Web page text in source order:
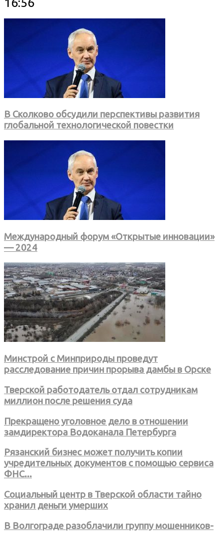
В Сколково обсудили перспективы развития
глобальной технологической повестки
Международный форум «Открытые инновации»
— 2024
Минстрой с Минприроды проведут
расследование причин прорыва дамбы в Орске
Тверской работодатель отдал сотрудникам
миллион после решения суда
Прекращено уголовное дело в отношении
замдиректора Водоканала Петербурга
Рязанский бизнес может получить копии
учредительных документов с помощью сервиса
ФНС...
Социальный центр в Тверской области тайно
хранил деньги умерших
В Волгограде разоблачили группу мошенников-